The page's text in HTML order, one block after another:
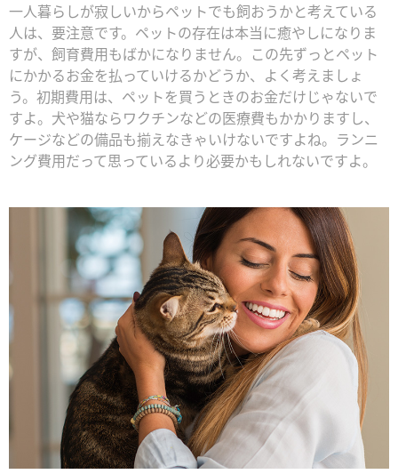
一人暮らしが寂しいからペットでも飼おうかと考えている
人は、要注意です。ペットの存在は本当に癒やしになりま
すが、飼育費用もばかになりません。この先ずっとペット
にかかるお金を払っていけるかどうか、よく考えましょ
う。初期費用は、ペットを買うときのお金だけじゃないで
すよ。犬や猫ならワクチンなどの医療費もかかりますし、
ケージなどの備品も揃えなきゃいけないですよね。ランニ
ング費用だって思っているより必要かもしれないですよ。